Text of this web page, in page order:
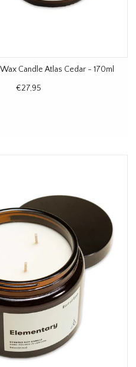
Candle Atlas Cedar - 170ml
€27,95